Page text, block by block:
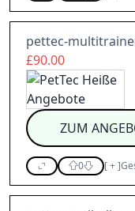
pettec-
£90.00
ZUM
0 [+]